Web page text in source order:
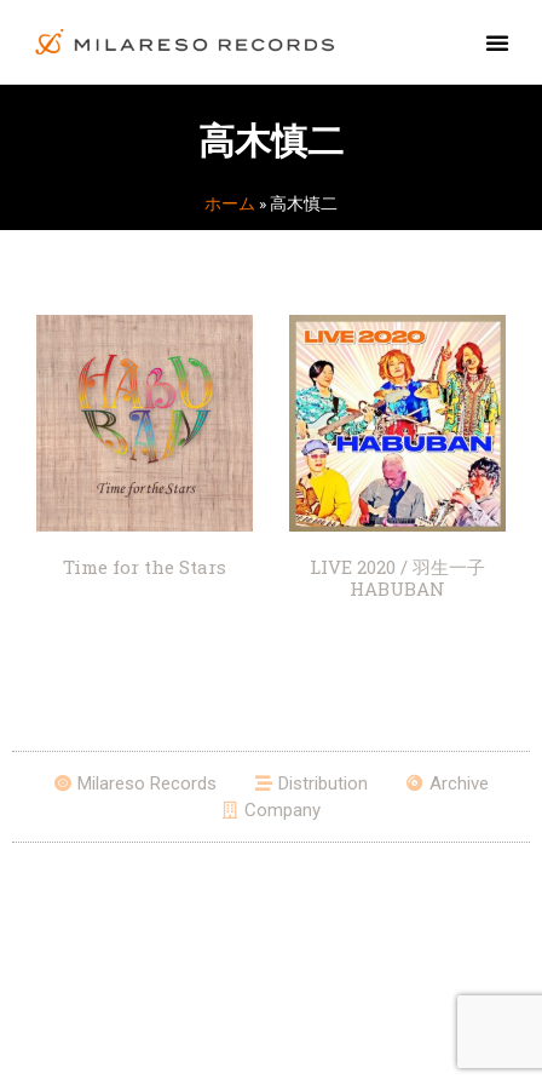
高木慎二
ホーム »高木慎二
Time for the Stars
LIVE 2020 / 羽生一子
HABUBAN
Milareso Records Distribution
Archive
Company